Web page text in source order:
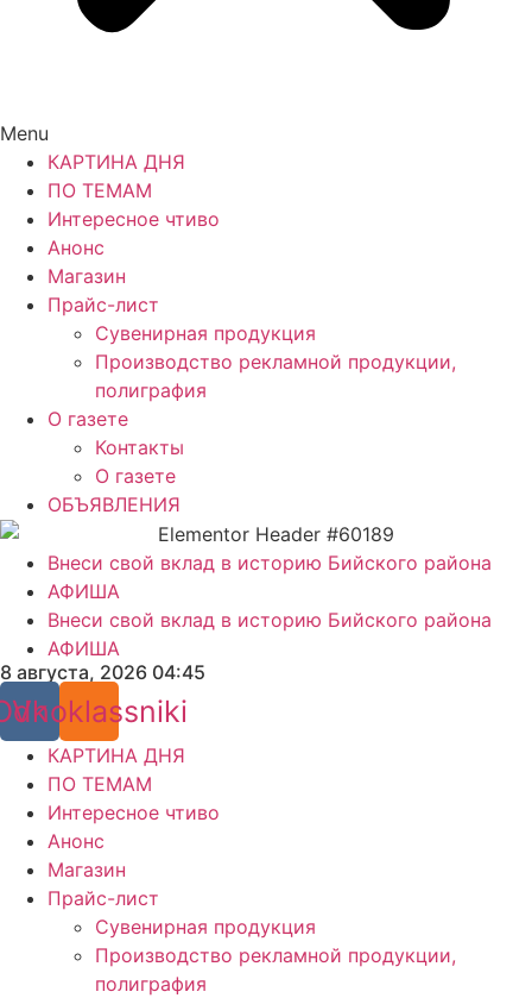
Menu
КАРТИНА ДНЯ
ПО ТЕМАМ
Интересное чтиво
Анонс
Магазин
Прайс-лист
Сувенирная продукция
Производство рекламной продукции,
полиграфия
О газете
Контакты
О газете
ОБЪЯВЛЕНИЯ
Внеси свой вклад в историю Бийского района
АФИША
Внеси свой вклад в историю Бийского района
АФИША
8 августа, 2026 04:45
Vk
КАРТИНА ДНЯ
ПО ТЕМАМ
Интересное чтиво
Анонс
Магазин
Прайс-лист
Сувенирная продукция
Производство рекламной продукции,
полиграфия